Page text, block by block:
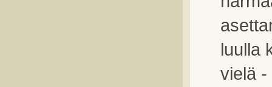
luulla
vielä -